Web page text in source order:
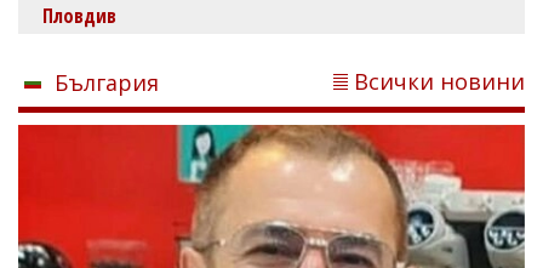
Пловдив
България Всички новини